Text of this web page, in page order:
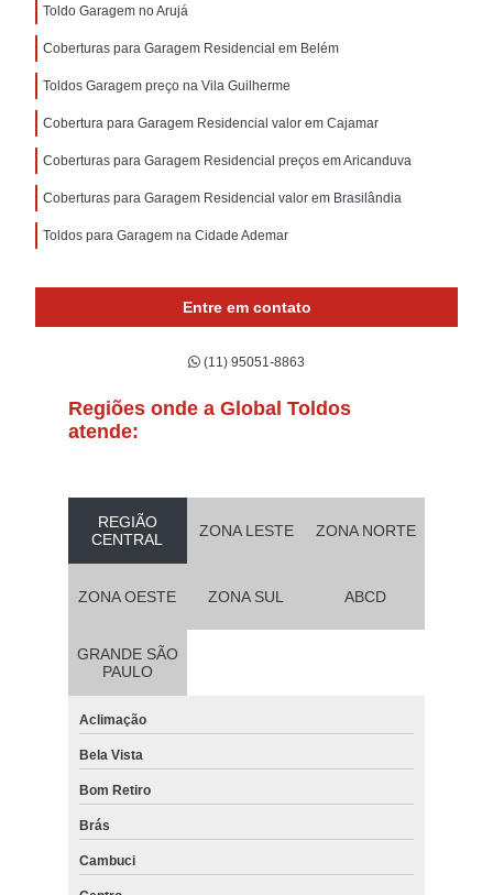
Toldo Garagem no Arujá
Coberturas para Garagem Residencial em Belém
Toldos Garagem preço na Vila Guilherme
Cobertura para Garagem Residencial valor em Cajamar
Coberturas para Garagem Residencial preços em Aricanduva
Coberturas para Garagem Residencial valor em Brasilândia
Toldos para Garagem na Cidade Ademar
Entre em contato
(11) 95051-8863
Regiões onde a Global Toldos
atende:
REGIÃO
CENTRAL
ZONA LESTE ZONA NORTE
ZONA OESTE ZONA SUL ABCD
GRANDE SÃO
PAULO
Aclimação
Bela Vista
Bom Retiro
Brás
Cambuci